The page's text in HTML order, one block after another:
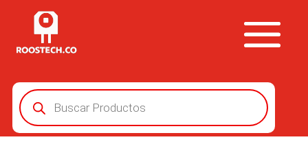
Búsqueda
de
productos